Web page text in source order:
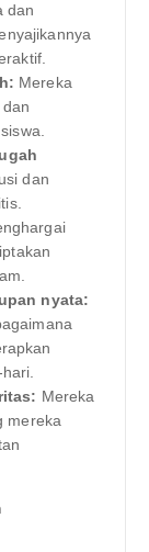
dan
Mereka
dan
nyata:
Mereka
mereka